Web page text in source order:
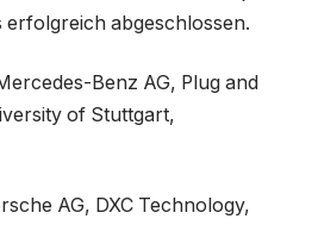
erfolgreich abgeschlossen.
Benz AG, Plug and
of Stuttgart,
AG, DXC Technology,